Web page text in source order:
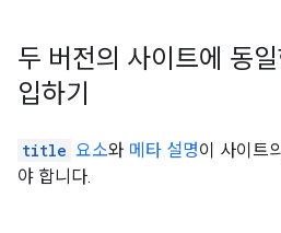
두 버전의 사이트에 동
입하기
title 요소와 메타 설명이 사이트
야 합니다.